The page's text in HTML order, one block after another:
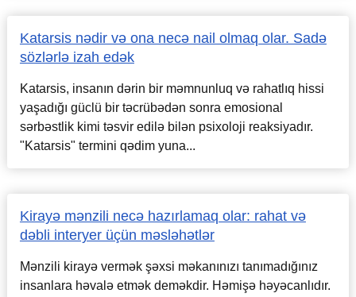
Katarsis nədir və ona necə nail olmaq olar. Sadə
sözlərlə izah edək
Katarsis, insanın dərin bir məmnunluq və rahatlıq hissi
yaşadığı güclü bir təcrübədən sonra emosional
sərbəstlik kimi təsvir edilə bilən psixoloji reaksiyadır.
"Katarsis" termini qədim yuna...
Kirayə mənzili necə hazırlamaq olar: rahat və
dəbli interyer üçün məsləhətlər
Mənzili kirayə vermək şəxsi məkanınızı tanımadığınız
insanlara həvalə etmək deməkdir. Həmişə həyəcanlıdır.